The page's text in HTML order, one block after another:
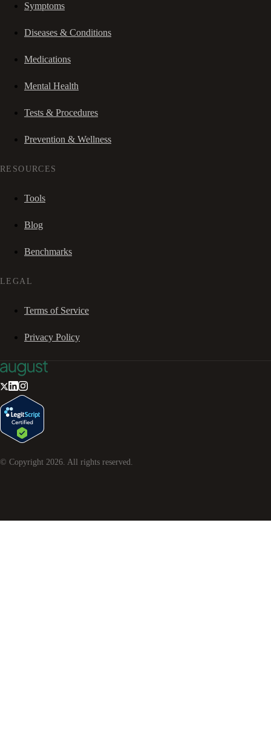
Symptoms
Diseases & Conditions
Medications
Mental Health
Tests & Procedures
Prevention & Wellness
RESOURCES
Tools
Blog
Benchmarks
LEGAL
Terms of Service
Privacy Policy
© Copyright 2026 . All rights reserved.